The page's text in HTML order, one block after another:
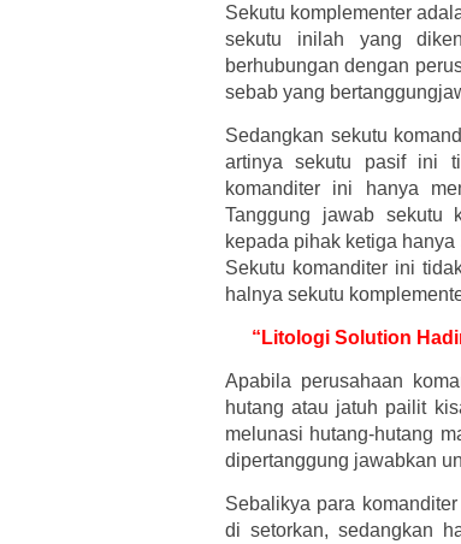
Sekutu komplementer
sekutu inilah yang
berhubungan dengan
sebab yang
Sedangkan sekutu
artinya sekutu pasif ini
komanditer ini hanya
Tanggung jawab sekutu
kepada pihak ketiga
Sekutu komanditer ini
halnya sekutu
“Litologi Solution
Apabila perusahaan
hutang atau jatuh pailit
melunasi hutang-hutang
dipertanggung jawabkan
Sebalikya para
di setorkan, sedangkan